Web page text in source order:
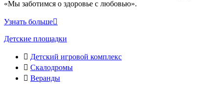
«Мы заботимся о здоровье с любовью».
Узнать больше
Детские площадки
Детский игровой комплекс
Скалодромы
Веранды